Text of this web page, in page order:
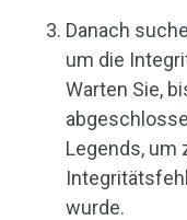
Danach
um die
Warten Sie,
Legends, um
wurde.